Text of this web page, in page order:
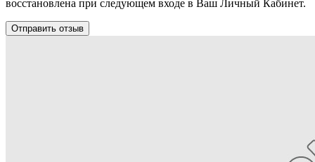
восстановлена при следующем входе в Ваш Личный Кабинет.
Отправить отзыв